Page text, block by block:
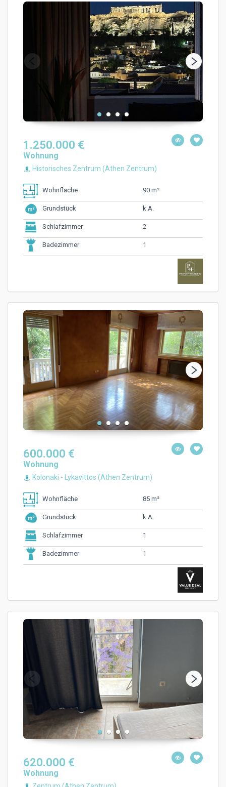
1.250.000 €
Wohnung
Historisches Zentrum (Athen Zentrum)
Wohnfläche 90 m²
Grundstück k.A.
Schlafzimmer 2
Badezimmer 1
600.000 €
Wohnung
Kolonaki - Lykavittos (Athen Zentrum)
Wohnfläche 85 m²
Grundstück k.A.
Schlafzimmer 1
Badezimmer 1
620.000 €
Wohnung